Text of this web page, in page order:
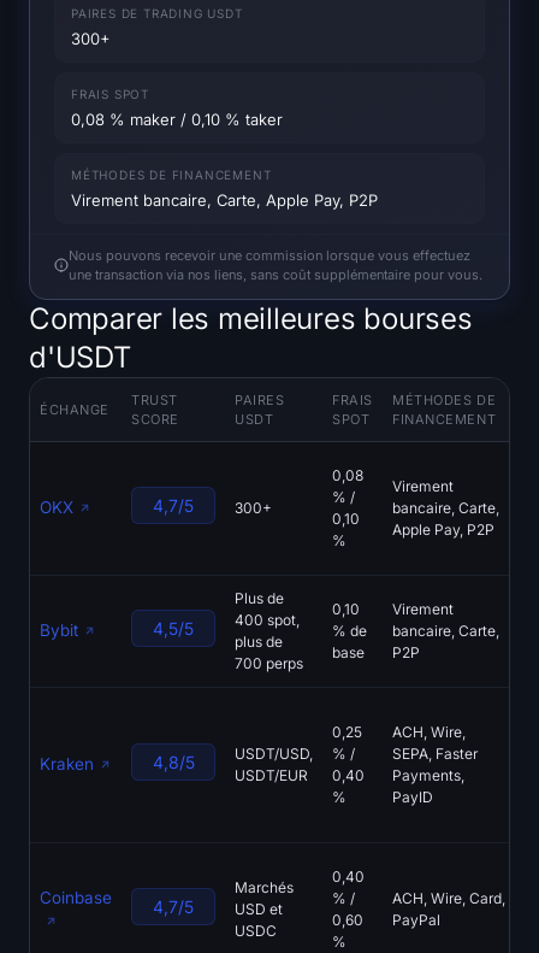
À propos
PAIRES DE TRADING USDT
300+
FRAIS SPOT
0,08 % maker / 0,10 % taker
MÉTHODES DE FINANCEMENT
Virement bancaire, Carte, Apple Pay, P2P
Nous pouvons recevoir une commission lorsque vous effectuez
une transaction via nos liens, sans coût supplémentaire pour vous.
Comparer les meilleures bourses
d'USDT
ÉCHANGE
TRUST
SCORE
PAIRES
USDT
FRAIS
SPOT
MÉTHODES DE
FINANCEMENT
OKX 4,7/5 300+
0,08
% /
0,10
%
Virement
bancaire, Carte,
Apple Pay, P2P
Bybit 4,5/5
Plus de
400 spot,
plus de
700 perps
0,10
% de
base
Virement
bancaire, Carte,
P2P
Kraken 4,8/5
USDT/USD,
USDT/EUR
0,25
% /
0,40
%
ACH, Wire,
SEPA, Faster
Payments,
PayID
Coinbase 4,7/5
Marchés
USD et
USDC
0,40
% /
0,60
%
ACH, Wire, Card,
PayPal